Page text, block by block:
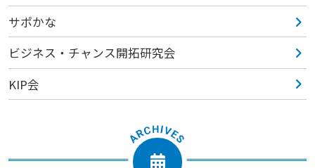
サポかな
ビジネス・チャンス開拓研究会
KIP会